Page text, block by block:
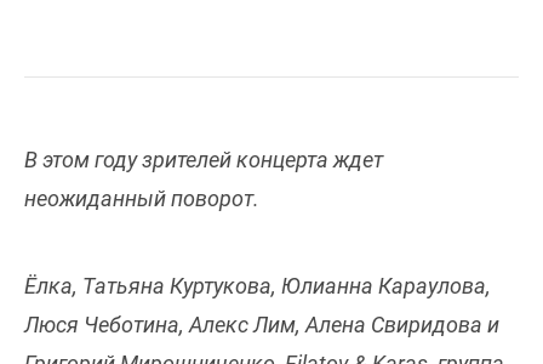
В этом году зрителей концерта ждет
неожиданный поворот.
Ёлка, Татьяна Куртукова, Юлианна Караулова,
Люся Чеботина, Алекс Лим, Алена Свиридова и